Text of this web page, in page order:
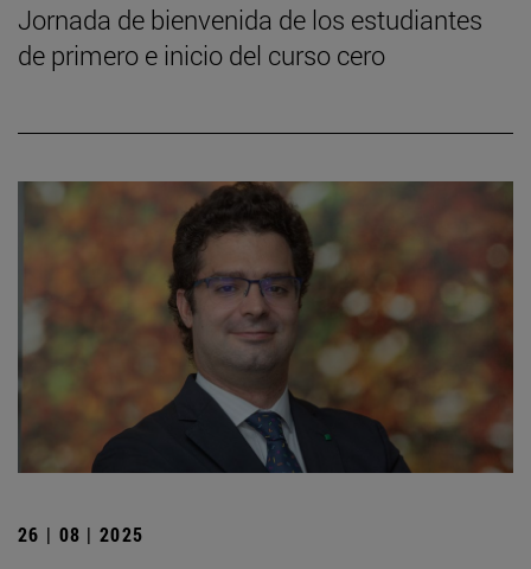
Jornada de bienvenida de los estudiantes
de primero e inicio del curso cero
26 | 08 | 2025